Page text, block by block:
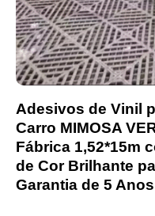
Adesivos de Vinil
Carro MIMOSA
Fábrica 1,52*15m
de Cor Brilhante
Garantia de 5 Anos